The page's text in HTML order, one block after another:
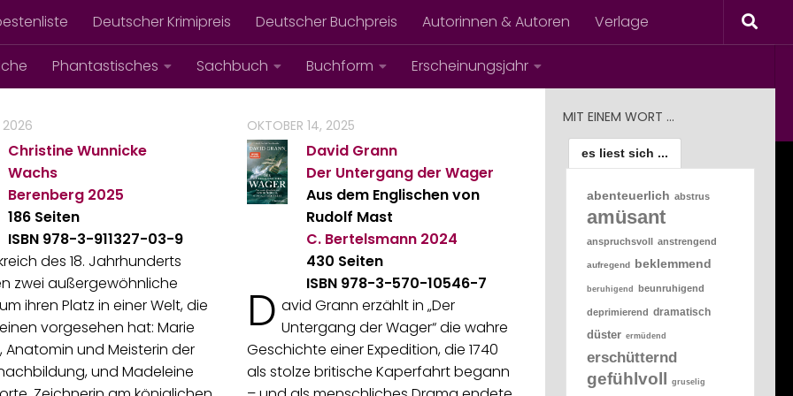
Deutscher Krimipreis Deutscher Buchpreis Autorinnen & Autoren Verlage
Phantastisches Sachbuch Buchform Erscheinungsjahr
2026
Christine Wunnicke
Wachs
Berenberg 2025
186 Seiten
ISBN 978-3-911327-03-9
des 18. Jahrhunderts
zwei außergewöhnliche
ihren Platz in einer Welt, die
vorgesehen hat: Marie
Anatomin und Meisterin der
und Madeleine
OKTOBER 14, 2025
David Grann
Der Untergang der Wager
Aus dem Englischen von
Rudolf Mast
C. Bertelsmann 2024
430 Seiten
ISBN 978-3-570-10546-7
D avid Grann erzählt in „Der
Untergang der Wager“ die wahre
Geschichte einer Expedition, die 1740
als stolze britische Kaperfahrt begann
MIT EINEM WORT …
es liest sich ...
abenteuerlich abstrus
amüsant
anspruchsvoll anstrengend
aufregend beklemmend
beruhigend beunruhigend
deprimierend dramatisch
düster ermüdend
erschütternd
gefühlvoll gruselig